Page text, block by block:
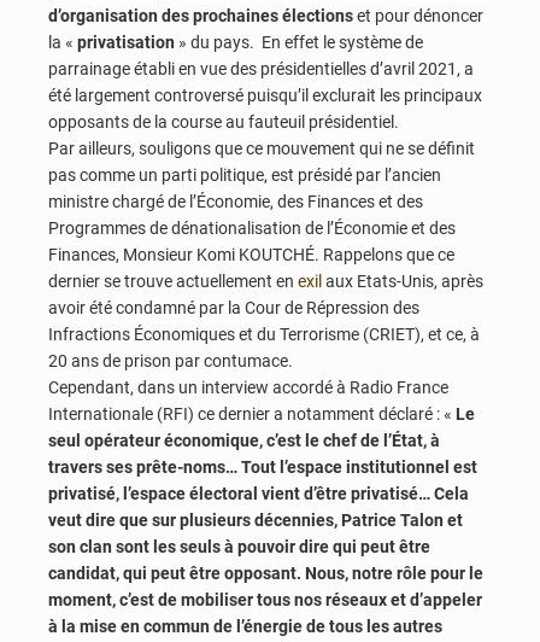
d’organisation des prochaines électionset pour dénoncer
la « privatisation » du pays. En effet le système de
parrainage établi en vue des présidentielles d’avril 2021, a
été largement controversé puisqu’il exclurait les principaux
opposants de la course au fauteuil présidentiel.
Par ailleurs, souligons que ce mouvement qui ne se définit
pas comme un parti politique, est présidé par l’ancien
ministre chargé de l’Économie, des Finances et des
Programmes de dénationalisation de l’Économie et des
Finances, Monsieur Komi KOUTCHÉ. Rappelons que ce
dernier se trouve actuellement en exil aux Etats-Unis, après
avoir été condamné par la Cour de Répression des
Infractions Économiques et du Terrorisme (CRIET), et ce, à
20 ans de prison par contumace.
Cependant, dans un interview accordé à Radio France
Internationale (RFI) ce dernier a notamment déclaré : « Le
seul opérateur économique, c’est le chef de l’État, à
travers ses prête-noms… Tout l’espace institutionnel est
privatisé, l’espace électoral vient d’être privatisé… Cela
veut dire que sur plusieurs décennies, Patrice Talon et
son clan sont les seuls à pouvoir dire qui peut être
candidat, qui peut être opposant. Nous, notre rôle pour le
moment, c’est de mobiliser tous nos réseaux et d’appeler
à la mise en commun de l’énergie de tous les autres